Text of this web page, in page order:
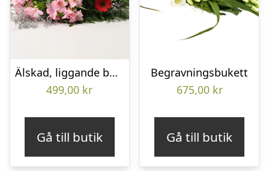
Älskad, liggande bukett
499,00 kr
Gå till butik
Begravningsbukett
675,00 kr
Gå till butik